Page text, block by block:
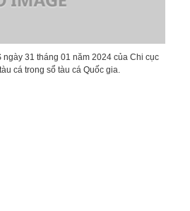
31 tháng 01 năm 2024 của Chi cục
cá trong sổ tàu cá Quốc gia.